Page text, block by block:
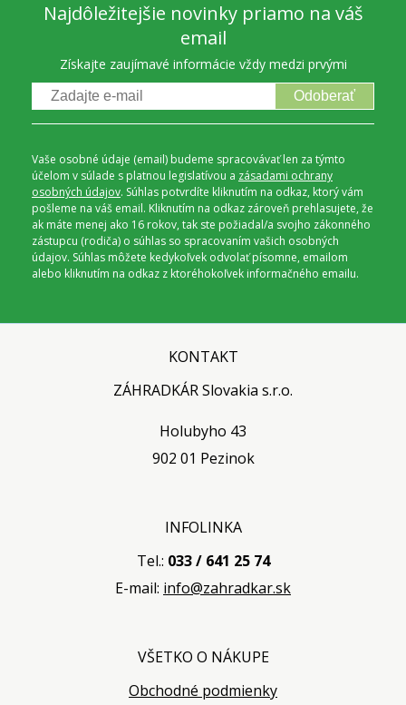
Najdôležitejšie novinky priamo na váš
email
Získajte zaujímavé informácie vždy medzi prvými
Odoberať
Vaše osobné údaje (email) budeme spracovávať len za týmto
účelom v súlade s platnou legislatívou a zásadami ochrany
osobných údajov. Súhlas potvrdíte kliknutím na odkaz, ktorý vám
pošleme na váš email. Kliknutím na odkaz zároveň prehlasujete, že
ak máte menej ako 16 rokov, tak ste požiadal/a svojho zákonného
zástupcu (rodiča) o súhlas so spracovaním vašich osobných
údajov. Súhlas môžete kedykoľvek odvolať písomne, emailom
alebo kliknutím na odkaz z ktoréhokoľvek informačného emailu.
KONTAKT
ZÁHRADKÁR Slovakia s.r.o.
Holubyho 43
902 01 Pezinok
INFOLINKA
Tel.: 033 / 641 25 74
E-mail: info@zahradkar.sk
VŠETKO O NÁKUPE
Obchodné podmienky